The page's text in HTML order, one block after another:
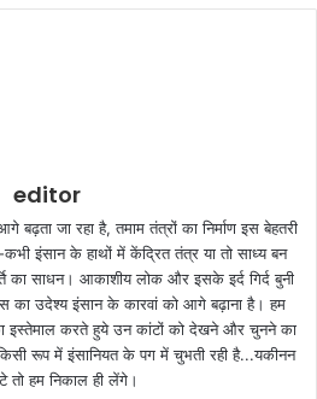
editor
बढ़ता जा रहा है, तमाम तंत्रों का निर्माण इस बेहतरी
इंसान के हाथों में केंद्रित तंत्र या तो साध्य बन
का साधन। आकाशीय लोक और इसके इर्द गिर्द बुनी
का उदेश्य इंसान के कारवां को आगे बढ़ाना है। हम
इस्तेमाल करते हुये उन कांटों को देखने और चुनने का
रूप में इंसानियत के पग में चुभती रही है...यकीनन
तो हम निकाल ही लेंगे।